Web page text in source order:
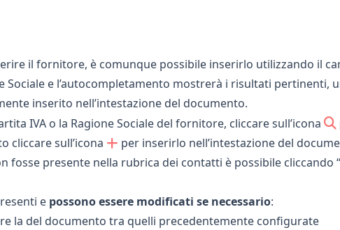
il fornitore, è comunque possibile inserirlo utilizzando il
Sociale e l’autocompletamento mostrerà i risultati pertinenti,
inserito nell’intestazione del documento.
IVA o la Ragione Sociale del fornitore, cliccare sull’icona
cliccare sull’icona
per inserirlo nell’intestazione del
fosse presente nella rubrica dei contatti è possibile cliccando
e possono essere modificati se necessario:
la del documento tra quelli precedentemente configurate